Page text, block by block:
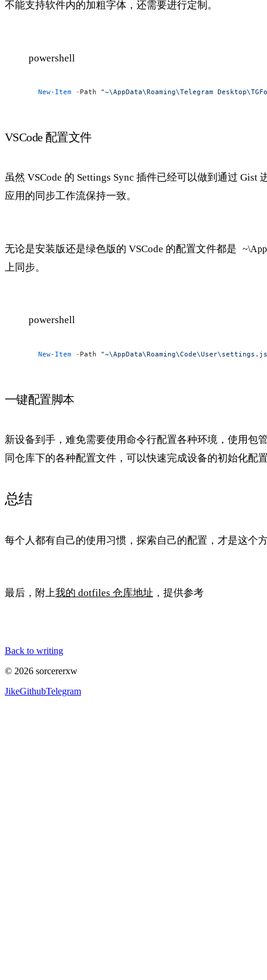
不能支持软件内的加粗字体，还需要进行定制。
powershell
New-Item - Path "~\AppData\Roaming\Telegram
VSCode 配置文件
虽然 VSCode 的 Settings Sync 插件已经可以做到通过
应用的同步工作流保持一致。
无论是安装版还是绿色版的 VSCode 的配置文件都是
上同步。
powershell
New-Item - Path
一键配置脚本
新设备到手，难免需要使用命令行配置各种环境，使用包
同仓库下的各种配置文件，可以快速完成设备的初始化配
总结
每个人都有自己的使用习惯，探索自己的配置，才是这个
最后，附上我的 dotfiles 仓库地址 ，提供参考
Back to writing
© 2026 sorcererxw
JikeGithubTelegram